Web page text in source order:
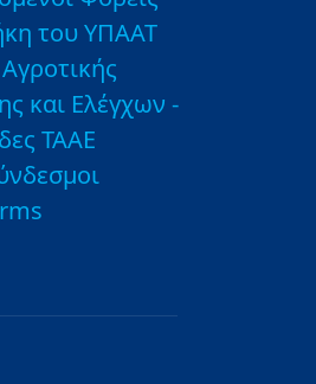
του ΥΠΑΑΤ
και Ελέγχων -
ΤΑΑΕ